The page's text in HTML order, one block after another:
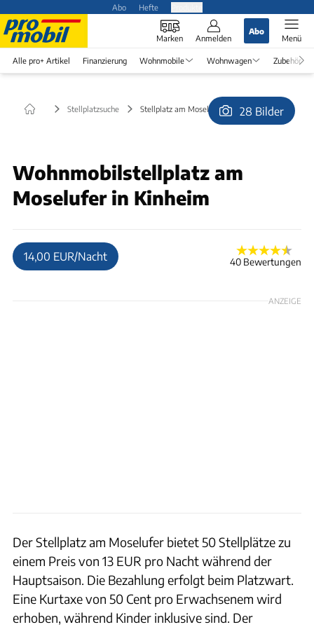
Abo Hefte
Marken Anmelden
Abo
Menü
Alle pro+ Artikel Finanzierung Wohnmobile Wohnwagen Zubehör
Stellplatzsuche Stellplatz am Moselufer in Kinheim28 Bilder
Wohnmobilstellplatz am
Moselufer in Kinheim
14,00 EUR/Nacht 40 Bewertungen
ANZEIGE
Der Stellplatz am Moselufer bietet 50 Stellplätze zu
einem Preis von 13 EUR pro Nacht während der
Hauptsaison. Die Bezahlung erfolgt beim Platzwart.
Eine Kurtaxe von 50 Cent pro Erwachsenem wird
erhoben, während Kinder inklusive sind. Der